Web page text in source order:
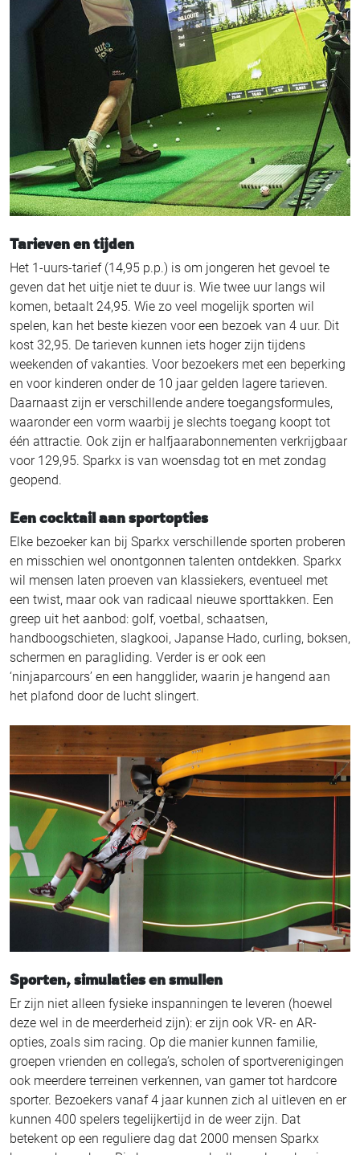
Tarieven en tijden
Het 1-uurs-tarief (14,95 p.p.) is om jongeren het gevoel te
geven dat het uitje niet te duur is. Wie twee uur langs wil
komen, betaalt 24,95. Wie zo veel mogelijk sporten wil
spelen, kan het beste kiezen voor een bezoek van 4 uur. Dit
kost 32,95. De tarieven kunnen iets hoger zijn tijdens
weekenden of vakanties. Voor bezoekers met een beperking
en voor kinderen onder de 10 jaar gelden lagere tarieven.
Daarnaast zijn er verschillende andere toegangsformules,
waaronder een vorm waarbij je slechts toegang koopt tot
één attractie. Ook zijn er halfjaarabonnementen verkrijgbaar
voor 129,95. Sparkx is van woensdag tot en met zondag
geopend.
Een cocktail aan sportopties
Elke bezoeker kan bij Sparkx verschillende sporten proberen
en misschien wel onontgonnen talenten ontdekken. Sparkx
wil mensen laten proeven van klassiekers, eventueel met
een twist, maar ook van radicaal nieuwe sporttakken. Een
greep uit het aanbod: golf, voetbal, schaatsen,
handboogschieten, slagkooi, Japanse Hado, curling, boksen,
schermen en paragliding. Verder is er ook een
‘ninjaparcours’ en een hangglider, waarin je hangend aan
het plafond door de lucht slingert.
Sporten, simulaties en smullen
Er zijn niet alleen fysieke inspanningen te leveren (hoewel
deze wel in de meerderheid zijn): er zijn ook VR- en AR-
opties, zoals sim racing. Op die manier kunnen familie,
groepen vrienden en collega’s, scholen of sportverenigingen
ook meerdere terreinen verkennen, van gamer tot hardcore
sporter. Bezoekers vanaf 4 jaar kunnen zich al uitleven en er
kunnen 400 spelers tegelijkertijd in de weer zijn. Dat
betekent op een reguliere dag dat 2000 mensen Sparkx
Ontvang 2x per maand gratisde nieuwste inzichten,
trends en inspiratie rechtstreeks in je inbox. Of je nu op
zoek bent naar samenwerkingen, leveranciers, of ideeën
voor je volgende project – met onze nieuwsbriefmis je
Ja, meld mij aan